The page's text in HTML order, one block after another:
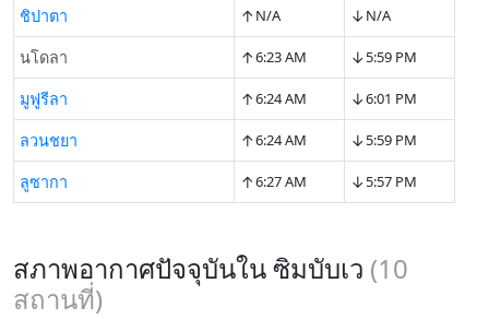
ชิปาตา ↑ N/A ↓N/A
นโดลา ↑6:23 AM ↓5:59 PM
มูฟูรีลา ↑6:24 AM ↓6:01 PM
ลวนชยา ↑6:24 AM ↓5:59 PM
ลูซากา ↑6:27 AM ↓5:57 PM
สภาพอากาศปัจจุบันใน ซิมบับเว (10
สถานที่)